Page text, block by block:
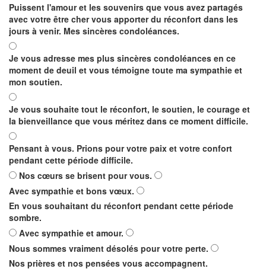
Puissent l'amour et les souvenirs que vous avez partagés
avec votre être cher vous apporter du réconfort dans les
jours à venir. Mes sincères condoléances.
Je vous adresse mes plus sincères condoléances en ce
moment de deuil et vous témoigne toute ma sympathie et
mon soutien.
Je vous souhaite tout le réconfort, le soutien, le courage et
la bienveillance que vous méritez dans ce moment difficile.
Pensant à vous. Prions pour votre paix et votre confort
pendant cette période difficile.
Nos cœurs se brisent pour vous.
Avec sympathie et bons vœux.
En vous souhaitant du réconfort pendant cette période
sombre.
Avec sympathie et amour.
Nous sommes vraiment désolés pour votre perte.
Nos prières et nos pensées vous accompagnent.